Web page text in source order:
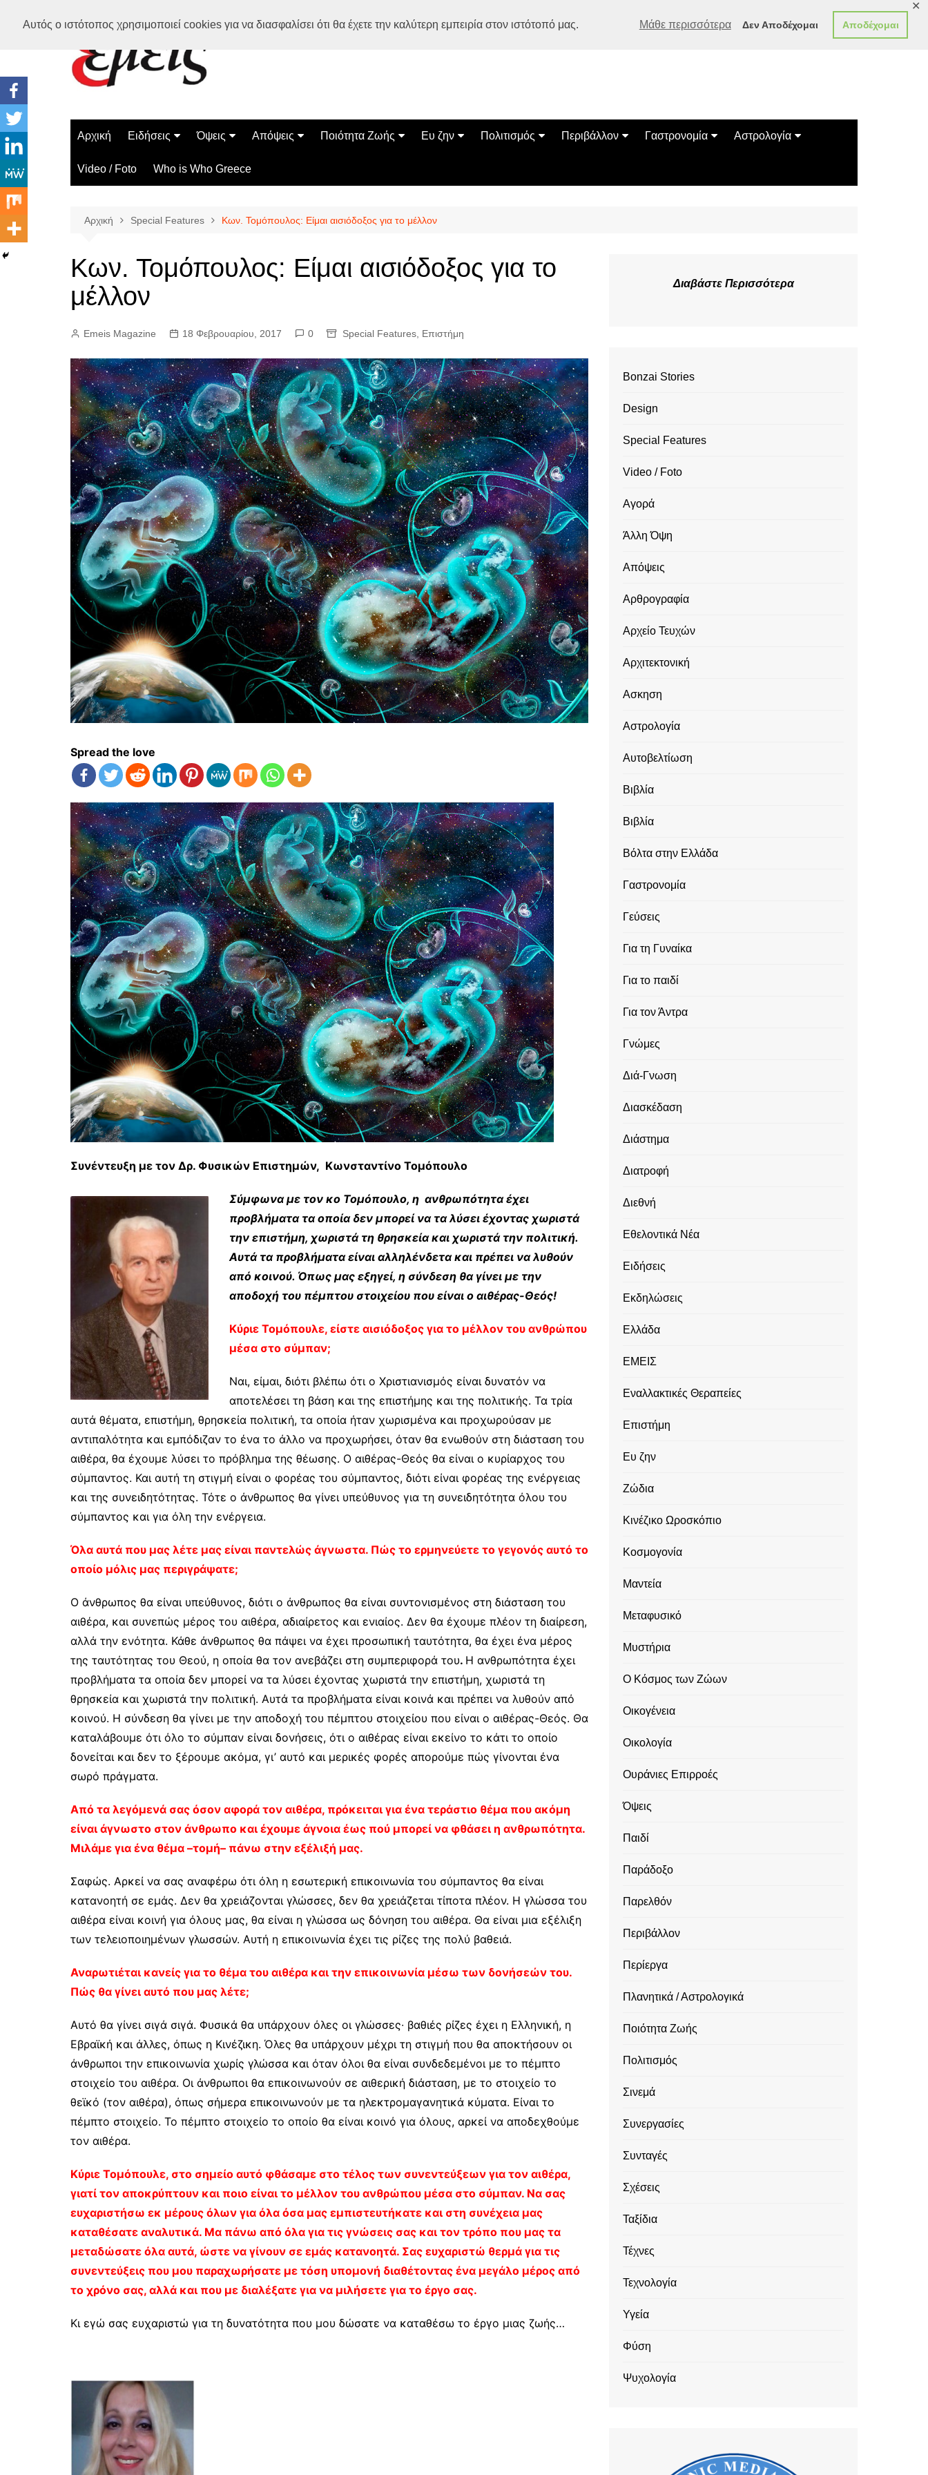
Αυτός ο ιστότοπος χρησιμοποιεί cookies για να διασφαλίσει ότι θα έχετε την καλύτερη εμπειρία στον ιστότοπό μας. Μάθε περισσότερα Δεν Αποδέχομαι Αποδέχομαι
✕
Αρχική Ειδήσεις
Ελλάδα
Διεθνή
Όψεις
Διάστημα
Επιστήμη
Περίεργα
Απόψεις
Αρθρογραφία
Ποιότητα Ζωής
Ασκηση
Ευ ζην
Αυτοβελτίωση
Σχέσεις
Πολιτισμός
Εκδηλώσεις
Bonsai Stories
Περιβάλλον
Οικολογία
Γαστρονομία
Συνταγές
Αστρολογία
Κινέζικο Ωροσκόπιο
Video / Foto Who is Who Greece
Αρχική Special Features Κων. Τομόπουλος: Είμαι αισιόδοξος για το μέλλον
Κων. Τομόπουλος: Είμαι αισιόδοξος για το
μέλλον
Emeis Magazine 18 Φεβρουαρίου, 2017 0 Special Features Επιστήμη
Spread the love
Συνέντευξη με τον Δρ. Φυσικών Επιστημών, Κωνσταντίνο Τομόπουλο
Σύμφωνα με τον κο Τομόπουλο, η ανθρωπότητα έχει
προβλήματα τα οποία δεν μπορεί να τα λύσει έχοντας χωριστά
την επιστήμη, χωριστά τη θρησκεία και χωριστά την πολιτική.
Αυτά τα προβλήματα είναι αλληλένδετα και πρέπει να λυθούν
από κοινού. Όπως μας εξηγεί, η σύνδεση θα γίνει με την
αποδοχή του πέμπτου στοιχείου που είναι ο αιθέρας-Θεός!
Κύριε Τομόπουλε, είστε αισιόδοξος για το μέλλον του ανθρώπου
μέσα στο σύμπαν;
Ναι, είμαι, διότι βλέπω ότι ο Χριστιανισμός είναι δυνατόν να
αποτελέσει τη βάση και της επιστήμης και της πολιτικής. Τα τρία
αυτά θέματα, επιστήμη, θρησκεία πολιτική, τα οποία ήταν χωρισμένα και προχωρούσαν με
αντιπαλότητα και εμπόδιζαν το ένα το άλλο να προχωρήσει, όταν θα ενωθούν στη διάσταση του
αιθέρα, θα έχουμε λύσει το πρόβλημα της θέωσης. Ο αιθέρας-Θεός θα είναι ο κυρίαρχος του
σύμπαντος. Και αυτή τη στιγμή είναι ο φορέας του σύμπαντος, διότι είναι φορέας της ενέργειας
και της συνειδητότητας. Τότε ο άνθρωπος θα γίνει υπεύθυνος για τη συνειδητότητα όλου του
σύμπαντος και για όλη την ενέργεια.
Όλα αυτά που μας λέτε μας είναι παντελώς άγνωστα. Πώς το ερμηνεύετε το γεγονός αυτό το
οποίο μόλις μας περιγράψατε;
Ο άνθρωπος θα είναι υπεύθυνος, διότι ο άνθρωπος θα είναι συντονισμένος στη διάσταση του
αιθέρα, και συνεπώς μέρος του αιθέρα, αδιαίρετος και ενιαίος. Δεν θα έχουμε πλέον τη διαίρεση,
αλλά την ενότητα. Κάθε άνθρωπος θα πάψει να έχει προσωπική ταυτότητα, θα έχει ένα μέρος
της ταυτότητας του Θεού, η οποία θα τον ανεβάζει στη συμπεριφορά του. Η ανθρωπότητα έχει
προβλήματα τα οποία δεν μπορεί να τα λύσει έχοντας χωριστά την επιστήμη, χωριστά τη
θρησκεία και χωριστά την πολιτική. Αυτά τα προβλήματα είναι κοινά και πρέπει να λυθούν από
κοινού. Η σύνδεση θα γίνει με την αποδοχή του πέμπτου στοιχείου που είναι ο αιθέρας-Θεός. Θα
καταλάβουμε ότι όλο το σύμπαν είναι δονήσεις, ότι ο αιθέρας είναι εκείνο το κάτι το οποίο
δονείται και δεν το ξέρουμε ακόμα, γι’ αυτό και μερικές φορές απορούμε πώς γίνονται ένα
σωρό πράγματα.
Από τα λεγόμενά σας όσον αφορά τον αιθέρα, πρόκειται για ένα τεράστιο θέμα που ακόμη
είναι άγνωστο στον άνθρωπο και έχουμε άγνοια έως πού μπορεί να φθάσει η ανθρωπότητα.
Μιλάμε για ένα θέμα –τομή– πάνω στην εξέλιξή μας.
Σαφώς. Αρκεί να σας αναφέρω ότι όλη η εσωτερική επικοινωνία του σύμπαντος θα είναι
κατανοητή σε εμάς. Δεν θα χρειάζονται γλώσσες, δεν θα χρειάζεται τίποτα πλέον. Η γλώσσα του
αιθέρα είναι κοινή για όλους μας, θα είναι η γλώσσα ως δόνηση του αιθέρα. Θα είναι μια εξέλιξη
των τελειοποιημένων γλωσσών. Αυτή η επικοινωνία έχει τις ρίζες της πολύ βαθειά.
Αναρωτιέται κανείς για το θέμα του αιθέρα και την επικοινωνία μέσω των δονήσεών του.
Πώς θα γίνει αυτό που μας λέτε;
Αυτό θα γίνει σιγά σιγά. Φυσικά θα υπάρχουν όλες οι γλώσσες∙ βαθιές ρίζες έχει η Ελληνική, η
Εβραϊκή και άλλες, όπως η Κινέζικη. Όλες θα υπάρχουν μέχρι τη στιγμή που θα αποκτήσουν οι
άνθρωποι την επικοινωνία χωρίς γλώσσα και όταν όλοι θα είναι συνδεδεμένοι με το πέμπτο
στοιχείο του αιθέρα. Οι άνθρωποι θα επικοινωνούν σε αιθερική διάσταση, με το στοιχείο το
θεϊκό (τον αιθέρα), όπως σήμερα επικοινωνούν με τα ηλεκτρομαγανητικά κύματα. Είναι το
πέμπτο στοιχείο. Το πέμπτο στοιχείο το οποίο θα είναι κοινό για όλους, αρκεί να αποδεχθούμε
τον αιθέρα.
Κύριε Τομόπουλε, στο σημείο αυτό φθάσαμε στο τέλος των συνεντεύξεων για τον αιθέρα,
γιατί τον αποκρύπτουν και ποιο είναι το μέλλον του ανθρώπου μέσα στο σύμπαν. Να σας
ευχαριστήσω εκ μέρους όλων για όλα όσα μας εμπιστευτήκατε και στη συνέχεια μας
καταθέσατε αναλυτικά. Μα πάνω από όλα για τις γνώσεις σας και τον τρόπο που μας τα
μεταδώσατε όλα αυτά, ώστε να γίνουν σε εμάς κατανοητά. Σας ευχαριστώ θερμά για τις
συνεντεύξεις που μου παραχωρήσατε με τόση υπομονή διαθέτοντας ένα μεγάλο μέρος από
το χρόνο σας, αλλά και που με διαλέξατε για να μιλήσετε για το έργο σας.
Κι εγώ σας ευχαριστώ για τη δυνατότητα που μου δώσατε να καταθέσω το έργο μιας ζωής…
Διαβάστε Περισσότερα
Bonzai Stories
Design
Special Features
Video / Foto
Αγορά
Άλλη Όψη
Απόψεις
Αρθρογραφία
Αρχείο Τευχών
Αρχιτεκτονική
Ασκηση
Αστρολογία
Αυτοβελτίωση
Βιβλία
Βιβλία
Βόλτα στην Ελλάδα
Γαστρονομία
Γεύσεις
Για τη Γυναίκα
Για το παιδί
Για τον Άντρα
Γνώμες
Διά-Γνωση
Διασκέδαση
Διάστημα
Διατροφή
Διεθνή
Εθελοντικά Νέα
Ειδήσεις
Εκδηλώσεις
Ελλάδα
ΕΜΕΙΣ
Εναλλακτικές Θεραπείες
Επιστήμη
Ευ ζην
Ζώδια
Κινέζικο Ωροσκόπιο
Κοσμογονία
Μαντεία
Μεταφυσικό
Μυστήρια
Ο Κόσμος των Ζώων
Οικογένεια
Οικολογία
Ουράνιες Επιρροές
Όψεις
Παιδί
Παράδοξο
Παρελθόν
Περιβάλλον
Περίεργα
Πλανητικά / Αστρολογικά
Ποιότητα Ζωής
Πολιτισμός
Σινεμά
Συνεργασίες
Συνταγές
Σχέσεις
Ταξίδια
Τέχνες
Τεχνολογία
Υγεία
Φύση
Ψυχολογία